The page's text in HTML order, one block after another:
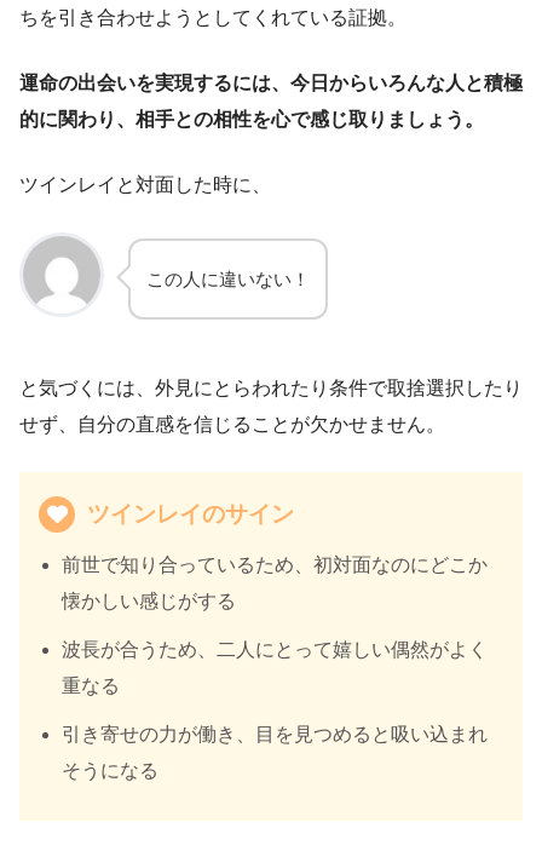
ちを引き合わせようとしてくれている証拠。
運命の出会いを実現するには、今日からいろんな人と積極
的に関わり、相手との相性を心で感じ取りましょう。
ツインレイと対面した時に、
この人に違いない！
と気づくには、外見にとらわれたり条件で取捨選択したり
せず、自分の直感を信じることが欠かせません。
ツインレイのサイン
前世で知り合っているため、初対面なのにどこか
懐かしい感じがする
波長が合うため、二人にとって嬉しい偶然がよく
重なる
引き寄せの力が働き、目を見つめると吸い込まれ
そうになる